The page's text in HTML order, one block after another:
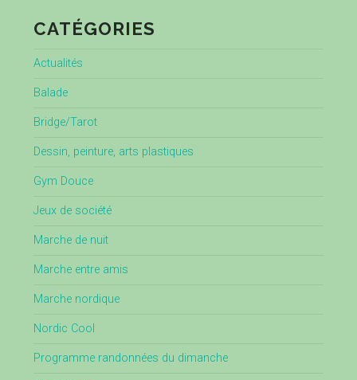
CATÉGORIES
Actualités
Balade
Bridge/Tarot
Dessin, peinture, arts plastiques
Gym Douce
Jeux de société
Marche de nuit
Marche entre amis
Marche nordique
Nordic Cool
Programme randonnées du dimanche